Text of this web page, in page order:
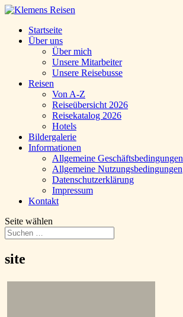
Startseite
Über uns
Über mich
Unsere Mitarbeiter
Unsere Reisebusse
Reisen
Von A-Z
Reiseübersicht 2026
Reisekatalog 2026
Hotels
Bildergalerie
Informationen
Allgemeine Geschäftsbedingungen
Allgemeine Nutzungsbedingungen
Datenschutzerklärung
Impressum
Kontakt
Seite wählen
site